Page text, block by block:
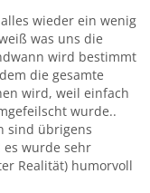
wieder ein wenig
was uns die
wird bestimmt
die gesamte
wird, weil einfach
wurde..
sind übrigens
wurde sehr
Realität) humorvoll